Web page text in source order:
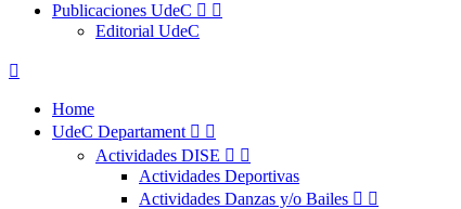
Publicaciones UdeC  
Editorial UdeC

Home
UdeC Departament  
Actividades DISE  
Actividades Deportivas
Actividades Danzas y/o Bailes  